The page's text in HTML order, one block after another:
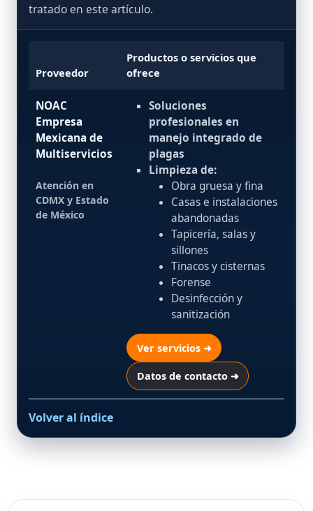
tratado en este artículo.
Proveedor
Productos o servicios que
ofrece
NOAC
Empresa
Mexicana de
Multiservicios
Atención en
CDMX y Estado
de México
Soluciones
profesionales en
manejo integrado de
plagas
Limpieza de:
Obra gruesa y fina
Casas e instalaciones
abandonadas
Tapicería, salas y
sillones
Tinacos y cisternas
Forense
Desinfección y
sanitización
Ver servicios ➜
Datos de contacto ➜
Volver al índice